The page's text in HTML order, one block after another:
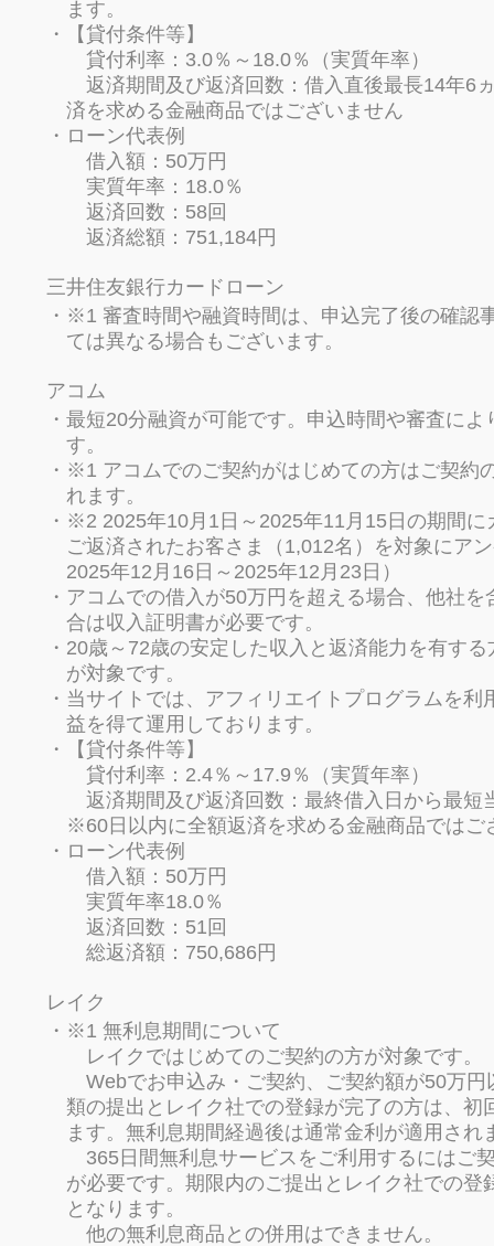
ます。
【貸付条件等】
貸付利率：3.0％～18.0％（実質年率）
返済期間及び返済回数：借入直後最長14年6
済を求める金融商品ではございません
ローン代表例
借入額：50万円
実質年率：18.0％
返済回数：58回
返済総額：751,184円
三井住友銀行カードローン
※1 審査時間や融資時間は、申込完了後の確認
ては異なる場合もございます。
アコム
最短20分融資が可能です。申込時間や審査に
す。
※1 アコムでのご契約がはじめての方はご契約
れます。
※2 2025年10月1日～2025年11月15日の期間
ご返済されたお客さま（1,012名）を対象にア
2025年12月16日～2025年12月23日）
アコムでの借入が50万円を超える場合、他社
合は収入証明書が必要です。
20歳～72歳の安定した収入と返済能力を有す
が対象です。
当サイトでは、アフィリエイトプログラムを
益を得て運用しております。
【貸付条件等】
貸付利率：2.4％～17.9％（実質年率）
返済期間及び返済回数：最終借入日から最短
※60日以内に全額返済を求める金融商品ではご
ローン代表例
借入額：50万円
実質年率18.0％
返済回数：51回
総返済額：750,686円
レイク
※1 無利息期間について
レイクではじめてのご契約の方が対象です。
Webでお申込み・ご契約、ご契約額が50万
類の提出とレイク社での登録が完了の方は、
ます。無利息期間経過後は通常金利が適用され
365日間無利息サービスをご利用するにはご
が必要です。期限内のご提出とレイク社での
となります。
他の無利息商品との併用はできません。